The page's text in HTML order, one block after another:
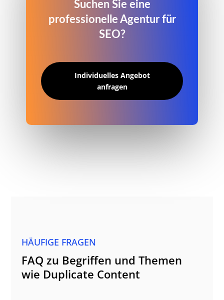
Suchen Sie eine
professionelle Agentur für
SEO?
Individuelles Angebot
anfragen
HÄUFIGE FRAGEN
FAQ zu Begriffen und Themen
wie Duplicate Content